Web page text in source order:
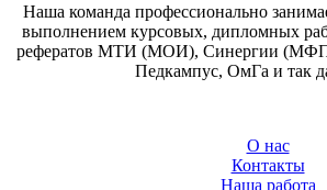
Наша команда профессионально
выполнением курсовых, дипломных
рефератов МТИ (МОИ), Синергии
Педкампус, ОмГа и так
О нас
Контакты
Наша работа